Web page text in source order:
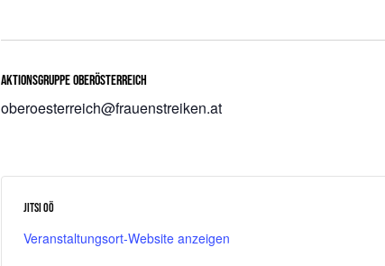
Aktionsgruppe Oberösterreich
oberoesterreich@frauenstreiken.at
Jitsi OÖ
Veranstaltungsort-Website anzeigen